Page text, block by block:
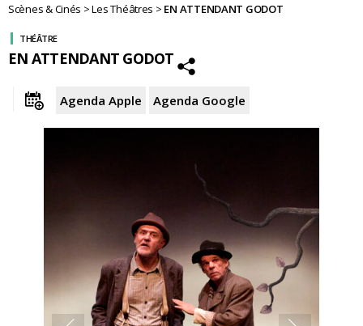
Scènes & Cinés >Les Théâtres > EN ATTENDANT GODOT
EN ATTENDANT GODOT
Agenda Apple Agenda Google
THÉÂTRE